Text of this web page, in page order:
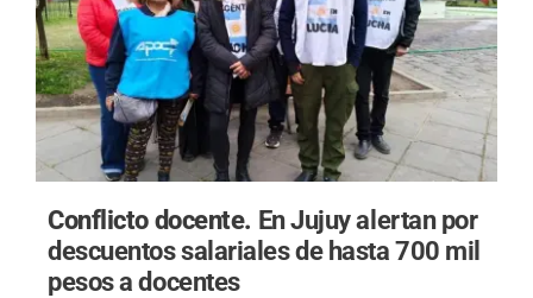
Conflicto docente. En Jujuy alertan por
descuentos salariales de hasta 700 mil
pesos a docentes